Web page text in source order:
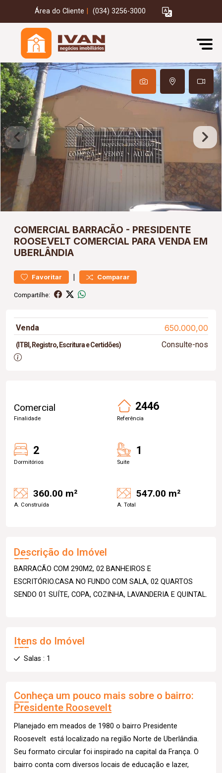
Área do Cliente (034) 3256-3000
COMERCIAL BARRACÃO - PRESIDENTE
ROOSEVELT COMERCIAL PARA VENDA EM
UBERLÂNDIA
Favoritar | Comparar
Compartilhe:
Venda 650.000,00
(ITBI, Registro, Escritura e Certidões) Consulte-nos
Comercial
Finalidade
2446
Referência
2
Dormitórios
1
Suite
360.00 m²
A. Construída
547.00 m²
A. Total
Descrição do Imóvel
BARRACÃO COM 290M2, 02 BANHEIROS E
ESCRITÓRIO.CASA NO FUNDO COM SALA, 02 QUARTOS
SENDO 01 SUÍTE, COPA, COZINHA, LAVANDERIA E QUINTAL.
Itens do Imóvel
Salas : 1
Conheça um pouco mais sobre o bairro:
Presidente Roosevelt
Planejado em meados de 1980 o bairro Presidente
Roosevelt está localizado na região Norte de Uberlândia.
Seu formato circular foi inspirado na capital da França. O
bairro conta com diversos locais de educação e lazer,